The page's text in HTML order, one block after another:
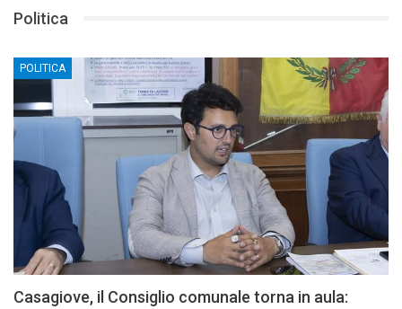
Politica
POLITICA
Casagiove, il Consiglio comunale torna in aula: